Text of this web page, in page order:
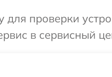
проверки
в сервисный